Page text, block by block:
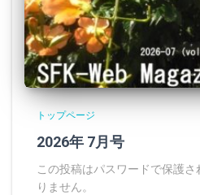
トップページ
2026年 7月号
この投稿はパスワードで保護
りません。